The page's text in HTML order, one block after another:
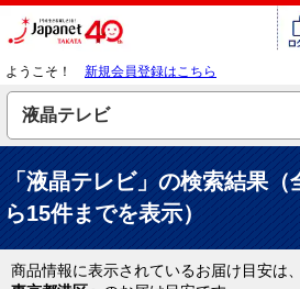
ようこそ！ 新規会員登録はこちら
「液晶テレビ」の検索結果
ら15件までを表示）
商品情報に表示されているお届け目安は、